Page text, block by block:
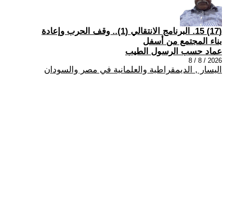
(17) 15. البرنامج الانتقالي (1).. وقف الحرب وإعادة
بناء المجتمع من أسفل
عماد حسب الرسول الطيب
2026 / 8 / 8
اليسار , الديمقراطية والعلمانية في مصر والسودان